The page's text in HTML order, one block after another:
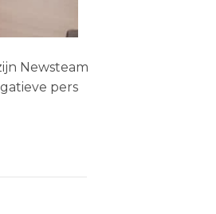
Newsteam
pers